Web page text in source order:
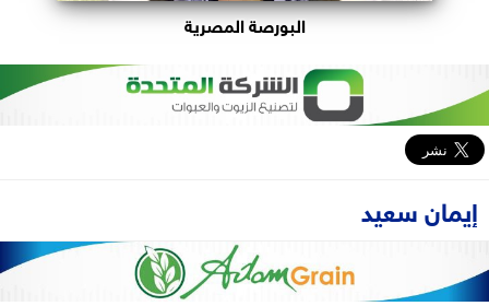
البورصة المصرية
إيمان سعيد